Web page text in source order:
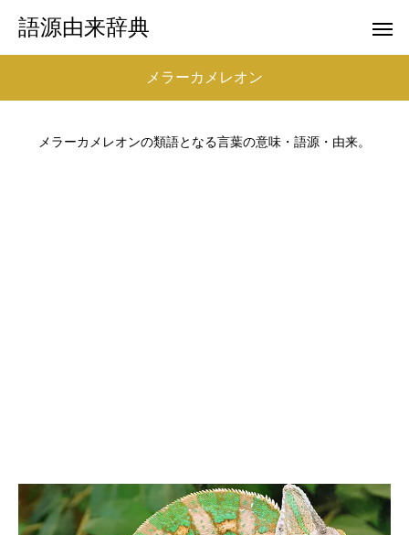
語源由来辞典
メラーカメレオン
メラーカメレオンの類語となる言葉の意味・語源・由来。